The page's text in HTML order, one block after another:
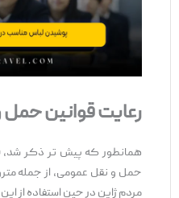
رعایت قوانین
همانطور که پیش‌ تر ذکر شد،
حمل ‌و نقل عمومی، از جمله
مردم ژاپن در حین استفاده از